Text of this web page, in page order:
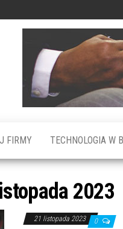
FIRMY TECHNOLOGIA W
2023
21 listopada 2023 0